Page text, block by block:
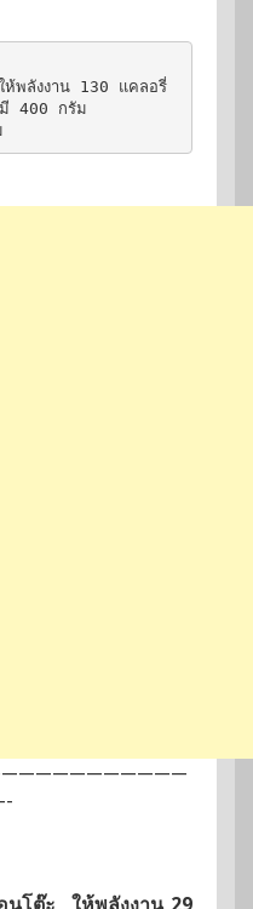
พลังงาน 130 แคลอรี่
400 กรัม